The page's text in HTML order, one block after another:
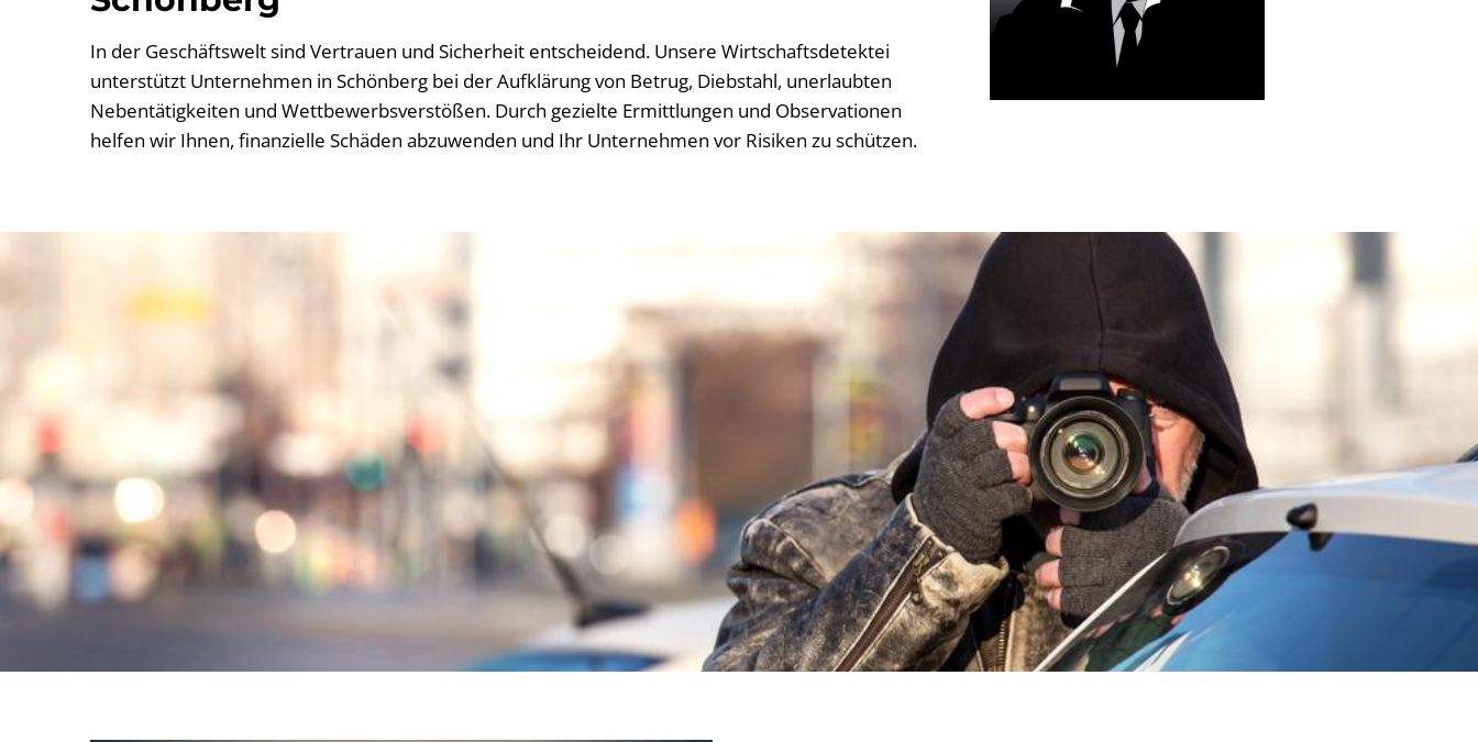
In der Geschäftswelt sind Vertrauen und Sicherheit entscheidend. Unsere Wirtschaftsdetektei
unterstützt Unternehmen in Schönberg bei der Aufklärung von Betrug, Diebstahl, unerlaubten
Nebentätigkeiten und Wettbewerbsverstößen. Durch gezielte Ermittlungen und Observationen
helfen wir Ihnen, finanzielle Schäden abzuwenden und Ihr Unternehmen vor Risiken zu schützen.